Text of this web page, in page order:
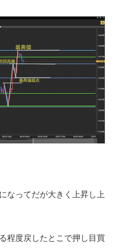
なってだが大きく上昇し上
程度戻したとこで押し目買